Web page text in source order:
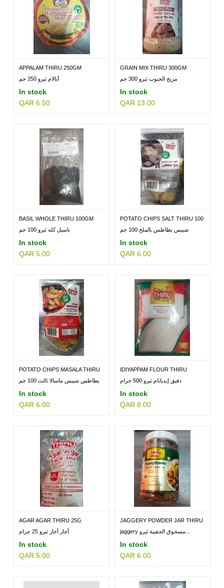
APPALAM THIRU 250GM
أبالام ثيرو 250 جم
In stock
QAR 6.50
GRAIN MIX THIRU 300GM
مزيج الحبوب ثيرو 300 جم
In stock
QAR 13.00
BASIL WHOLE THIRU 100GM
باسيل كله ثيرو 100 جم
In stock
QAR 5.00
POTATO CHIPS SALT THIRU 100
شيبس بطاطس بالملح 100 جم
In stock
QAR 6.00
POTATO CHIPS MASALA THIRU
100...
بطاطس شيبس ماسالا ثالث 100 جم
In stock
QAR 6.00
IDIYAPPAM FLOUR THIRU
500GM
دقيق إيديابام ثيرو 500 جرام
In stock
QAR 8.00
AGAR AGAR THIRU 25G
أجار أجار ثيرو 25 جرام
In stock
QAR 5.00
JAGGERY POWDER JAR THIRU
500GM
In stock
QAR 6.00